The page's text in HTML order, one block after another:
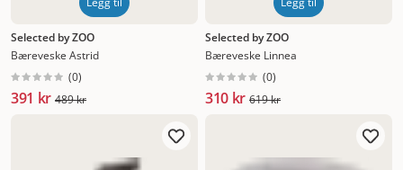
Selected by ZOO
Bæreveske Astrid
(0)
391 kr 489 kr
Selected by ZOO
Bæreveske Linnea
(0)
310 kr 619 kr